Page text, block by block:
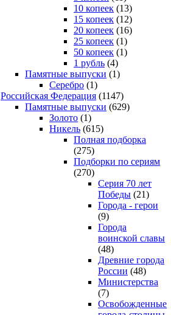
10 копеек (13)
15 копеек (12)
20 копеек (16)
25 копеек (1)
50 копеек (1)
1 рубль (4)
Памятные выпуски (1)
Серебро (1)
Российская Федерация (1147)
Памятные выпуски (629)
Золото (1)
Никель (615)
Полная подборка
(275)
Подборки по сериям
(270)
Серия 70 лет
Победы (21)
Города - герои
(9)
Города
воинской славы
(48)
Древние города
России (48)
Министерства
(7)
Освобожденные